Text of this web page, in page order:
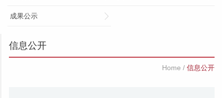
成果公示
信息公开
Home / 信息公开